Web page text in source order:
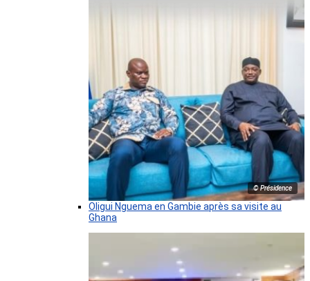
© Présidence
Oligui Nguema en Gambie après sa visite au
Ghana